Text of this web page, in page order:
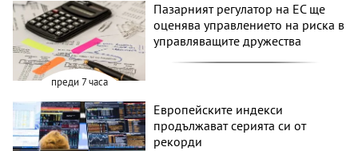
преди 7 часа
Пазарният регулатор на ЕС ще
оценява управлението на риска в
управляващите дружества
Европейските индекси
продължават серията си от
рекорди